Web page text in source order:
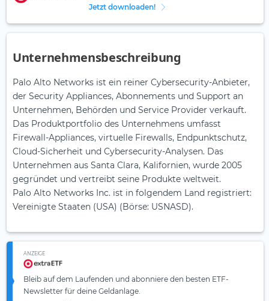
Jetzt downloaden!
Unternehmensbeschreibung
Palo Alto Networks ist ein reiner Cybersecurity-Anbieter,
der Security Appliances, Abonnements und Support an
Unternehmen, Behörden und Service Provider verkauft.
Das Produktportfolio des Unternehmens umfasst
Firewall-Appliances, virtuelle Firewalls, Endpunktschutz,
Cloud-Sicherheit und Cybersecurity-Analysen. Das
Unternehmen aus Santa Clara, Kalifornien, wurde 2005
gegründet und vertreibt seine Produkte weltweit.
Palo Alto Networks Inc. ist in folgendem Land registriert:
Vereinigte Staaten (USA) (Börse: USNASD).
ANZEIGE
Bleib auf dem Laufenden und abonniere den besten ETF-
Newsletter für deine Geldanlage.